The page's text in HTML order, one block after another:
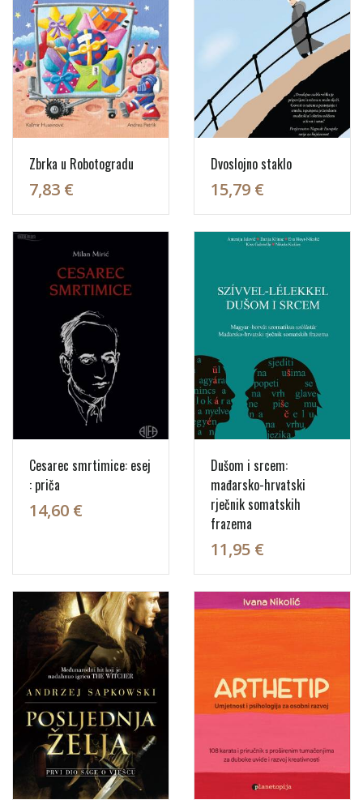
Zbrka u Robotogradu
7,83 €
Dvoslojno staklo
15,79 €
Cesarec smrtimice: esej
: priča
14,60 €
Dušom i srcem:
mađarsko-hrvatski
rječnik somatskih
frazema
11,95 €